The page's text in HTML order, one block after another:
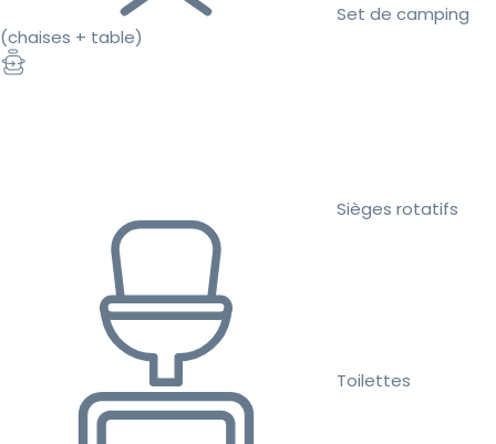
Set de camping
(chaises + table)
Sièges rotatifs
Toilettes